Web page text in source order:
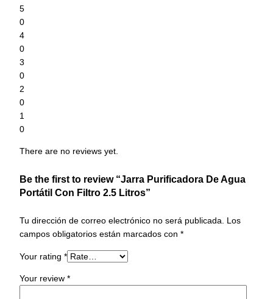
5
0
4
0
3
0
2
0
1
0
There are no reviews yet.
Be the first to review “Jarra Purificadora De Agua
Portátil Con Filtro 2.5 Litros”
Tu dirección de correo electrónico no será publicada. Los
campos obligatorios están marcados con *
Your rating *
Your review *